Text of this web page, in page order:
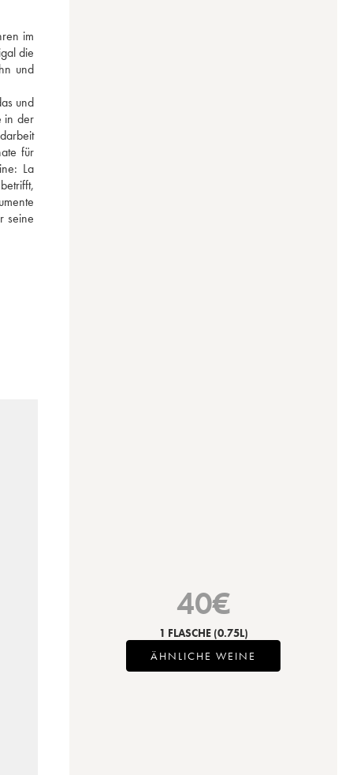
im
die
und
und
in der
für
La
seine
40€
1 FLASCHE (0.75L)
ÄHNLICHE WEINE